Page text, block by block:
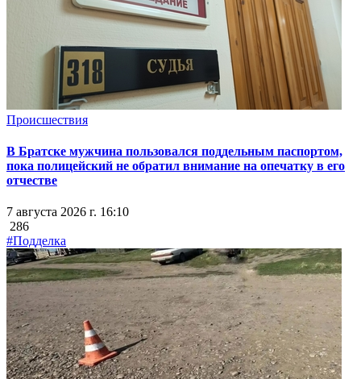
Происшествия
В Братске мужчина пользовался поддельным паспортом,
пока полицейский не обратил внимание на опечатку в его
отчестве
7 августа 2026 г. 16:10
286
#Подделка